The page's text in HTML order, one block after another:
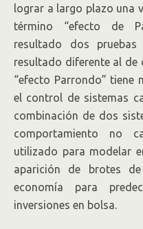
lograr a largo plazo una
término “efecto de
resultado dos
resultado diferente al de
“efecto Parrondo” tiene
el control de sistemas
combinación de dos
comportamiento no
utilizado para modelar
aparición de brotes
economía para
inversiones en bolsa.